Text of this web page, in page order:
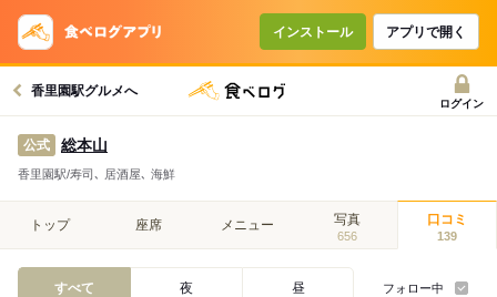
インストール アプリで開く
香里園駅グルメへ
ログイン
公式 総本山
香里園駅/寿司､ 居酒屋､ 海鮮
トップ 座席 メニュー 写真
656
口コミ
139
すべて 夜 昼 フォロー中